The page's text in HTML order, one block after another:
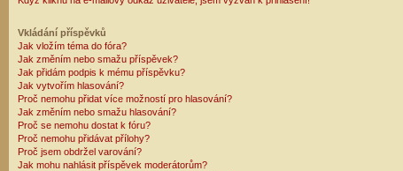
Vkládání příspěvků
Jak vložím téma do fóra?
Jak změním nebo smažu příspěvek?
Jak přidám podpis k mému příspěvku?
Jak vytvořím hlasování?
Proč nemohu přidat více možností pro hlasování?
Jak změním nebo smažu hlasování?
Proč se nemohu dostat k fóru?
Proč nemohu přidávat přílohy?
Proč jsem obdržel varování?
Jak mohu nahlásit příspěvek moderátorům?